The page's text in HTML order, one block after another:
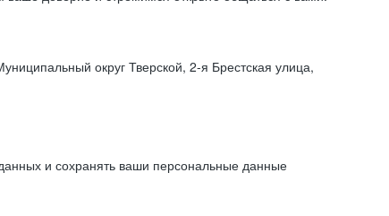
округ Тверской, 2-я Брестская улица,
и сохранять ваши персональные данные